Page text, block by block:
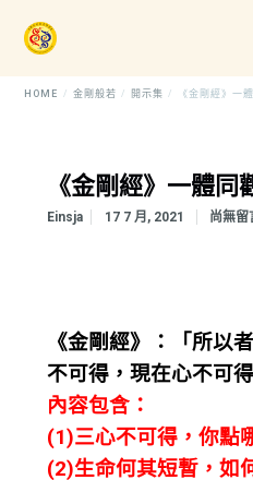
HOME 金剛般若 開示集 《金剛經》一
《金剛經》一體同
Einsja 17 7 月, 2021 尚無留
《金剛經》：「所以
不可得，現在心不可
內容包含：
(1)三心不可得，你點
(2)生命何其短暫，如